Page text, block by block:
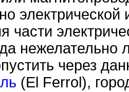
части
нежелательно
через
(El Ferrol),